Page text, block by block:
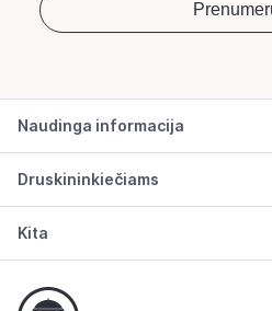
Naudinga informacija
Druskininkiečiams
Kita